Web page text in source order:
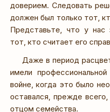
доверием. Следовать
должен был только тот,
Представьте, что у нас
тот, кто считает его
Даже в период
имели
войне, когда это было
оставался, прежде
отцом семейства.